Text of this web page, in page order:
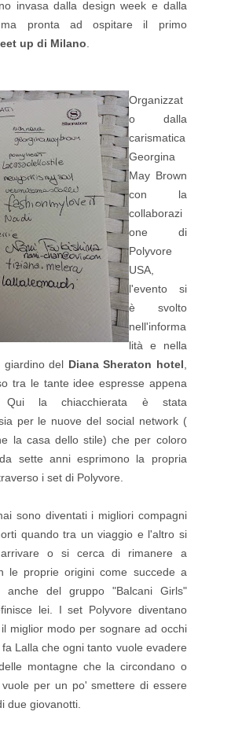
invasa dalla design week e dalla
ma pronta ad ospitare il primo
up di Milano
Organizzat
o dalla
carismatica
Georgina
May Brown
con la
collaborazi
one di
Polyvore
USA,
l'evento si
è svolto
nell'informa
lità e nella
giardino del Diana Sheraton hotel
tra le tante idee espresse appena
Qui la chiacchierata è stata
per le nuove del social network (
la casa dello stile) che per coloro
sette anni esprimono la propria
i set di Polyvore.
sono diventati i migliori compagni
quando tra un viaggio e l'altro si
o si cerca di rimanere a
le proprie origini come succede a
anche del gruppo "Balcani Girls"
lei. I set Polyvore diventano
miglior modo per sognare ad occhi
Lalla che ogni tanto vuole evadere
montagne che la circondano o
vuole per un po' smettere di essere
due giovanotti.